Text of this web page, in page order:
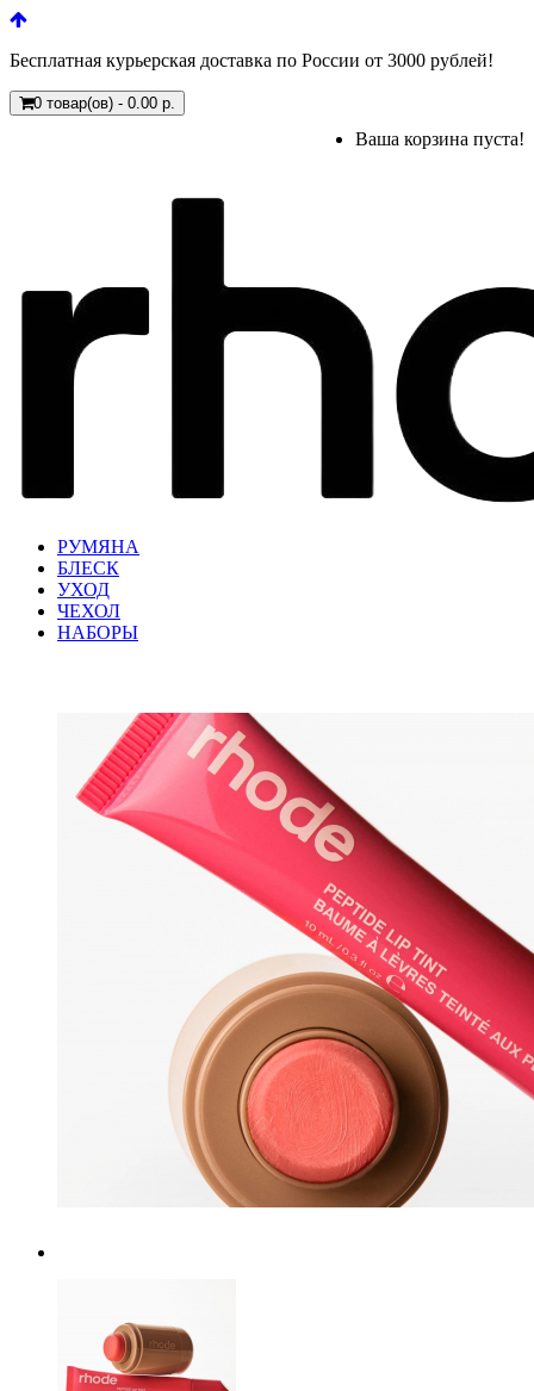
Бесплатная курьерская доставка по России от 3000 рублей!
0 товар(ов) - 0.00 р.
Ваша корзина пуста!
РУМЯНА
БЛЕСК
УХОД
ЧЕХОЛ
НАБОРЫ